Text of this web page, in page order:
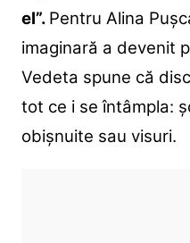
el”. Pentru Alina
imaginară a devenit
Vedeta spune că
tot ce i se întâmpla:
obișnuite sau visuri.